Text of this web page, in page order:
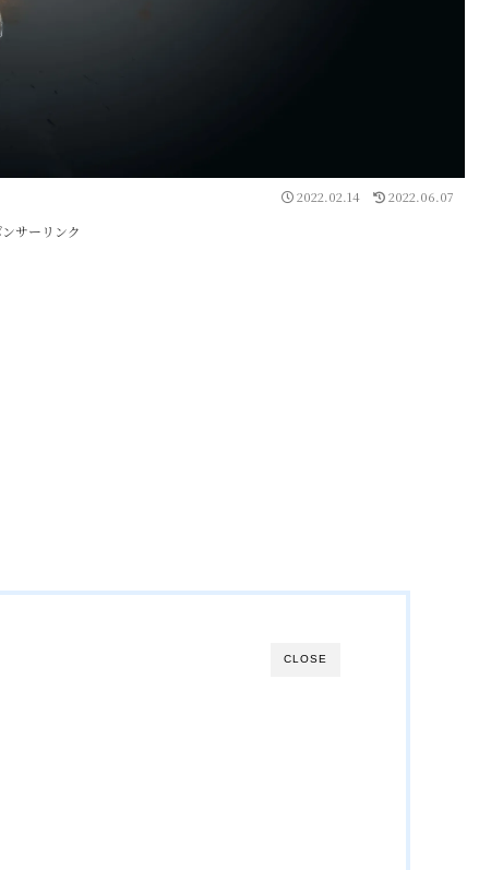
2022.02.14 2022.06.07
サーリンク
CLOSE